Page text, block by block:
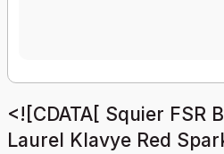
<![CDATA[ Squier FSR
Laurel Klavye Red